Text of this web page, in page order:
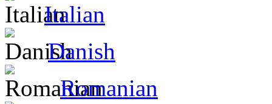
Italian
Danish
Romanian